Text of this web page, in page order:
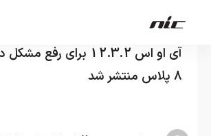
آی او اس 12.3.2 برای
8 پلاس منتشر شد